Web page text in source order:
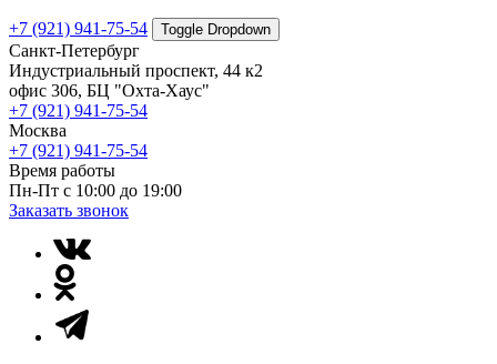
+7 (921) 941-75-54 Toggle Dropdown
Санкт-Петербург
Индустриальный проспект, 44 к2
офис 306, БЦ "Охта-Хаус"
+7 (921) 941-75-54
Москва
+7 (921) 941-75-54
Время работы
Пн-Пт с 10:00 до 19:00
Заказать звонок